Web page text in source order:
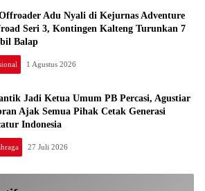
Adu Nyali di Kejurnas Adventure
Seri 3, Kontingen Kalteng Turunkan 7
Balap
1 Agustus 2026
Jadi Ketua Umum PB Percasi, Agustiar
Ajak Semua Pihak Cetak Generasi
Indonesia
27 Juli 2026